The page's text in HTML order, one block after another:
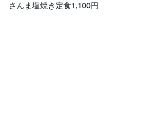
さんま塩焼き定食1,100円